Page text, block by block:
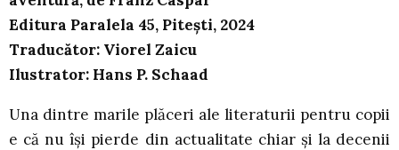
Editura Paralela 45, Pitești, 2024
Traducător: Viorel Zaicu
Ilustrator: Hans P. Schaad
Una dintre marile plăceri ale literaturii pentru copii
e că nu își pierde din actualitate chiar și la decenii